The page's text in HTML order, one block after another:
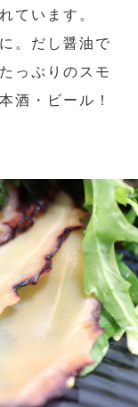
ています。
。だし醤油で
っぷりのスモ
酒・ビール！